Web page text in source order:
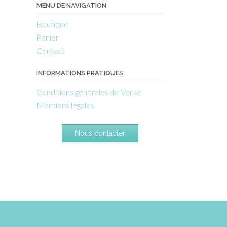
MENU DE NAVIGATION
Boutique
Panier
Contact
INFORMATIONS PRATIQUES
Conditions générales de Vente
Mentions légales
Nous contacter